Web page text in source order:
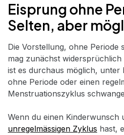
Eisprung ohne
Selten, aber
Die Vorstellung, ohne Periode
mag zunächst
ist es durchaus möglich, unter
ohne Periode oder einen
Menstruationszyklus
Wenn du einen Kinderwunsch
unregelmässigen Zyklus hast,